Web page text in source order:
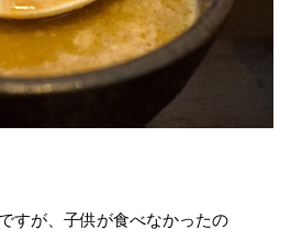
すが、子供が食べなかったの